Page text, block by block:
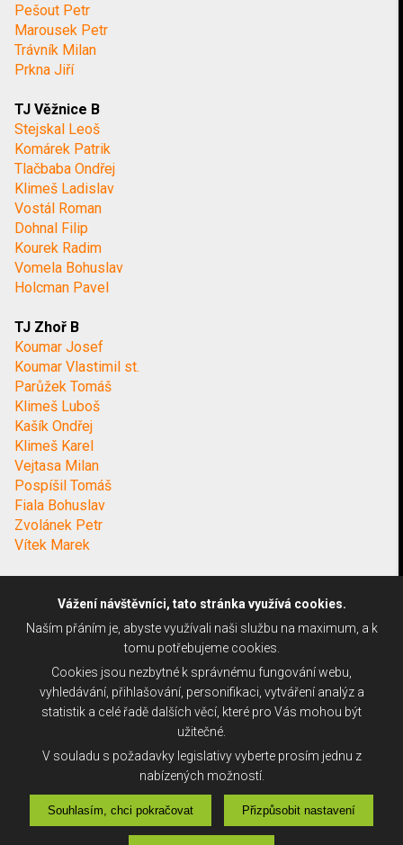
Pešout Petr
Marousek Petr
Trávník Milan
Prkna Jiří
TJ Věžnice B
Stejskal Leoš
Komárek Patrik
Tlačbaba Ondřej
Klimeš Ladislav
Vostál Roman
Dohnal Filip
Kourek Radim
Vomela Bohuslav
Holcman Pavel
TJ Zhoř B
Koumar Josef
Koumar Vlastimil st.
Parůžek Tomáš
Klimeš Luboš
Kašík Ondřej
Klimeš Karel
Vejtasa Milan
Pospíšil Tomáš
Fiala Bohuslav
Zvolánek Petr
Vítek Marek
Vážení návštěvníci, tato stránka využívá cookies.
Naším přáním je, abyste využívali naši službu na maximum, a k
tomu potřebujeme cookies.
Cookies jsou nezbytné k správnému fungování webu,
vyhledávání, přihlašování, personifikaci, vytváření analýz a
statistik a celé řadě dalších věcí, které pro Vás mohou být
užitečné.
V souladu s požadavky legislativy vyberte prosím jednu z
nabízených možností.
Souhlasím, chci pokračovat Přizpůsobit nastavení